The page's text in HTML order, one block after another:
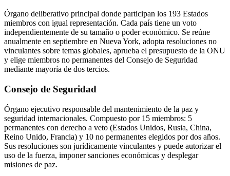
Órgano deliberativo principal donde participan los 193 Estados
miembros con igual representación. Cada país tiene un voto
independientemente de su tamaño o poder económico. Se reúne
anualmente en septiembre en Nueva York, adopta resoluciones no
vinculantes sobre temas globales, aprueba el presupuesto de la ONU
y elige miembros no permanentes del Consejo de Seguridad
mediante mayoría de dos tercios.
Consejo de Seguridad
Órgano ejecutivo responsable del mantenimiento de la paz y
seguridad internacionales. Compuesto por 15 miembros: 5
permanentes con derecho a veto (Estados Unidos, Rusia, China,
Reino Unido, Francia) y 10 no permanentes elegidos por dos años.
Sus resoluciones son jurídicamente vinculantes y puede autorizar el
uso de la fuerza, imponer sanciones económicas y desplegar
misiones de paz.